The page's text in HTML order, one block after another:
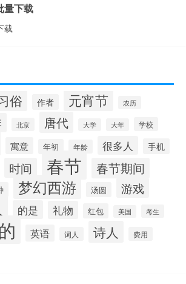
量下载
俗 作者 元宵节 农历
北京 唐代 大学 大年 学校
寓意 年初 年龄 很多人 手机
时间 春节 春节期间
梦幻西游 汤圆 游戏
的是 礼物 红包 美国 考生
英语 词人 诗人 费用